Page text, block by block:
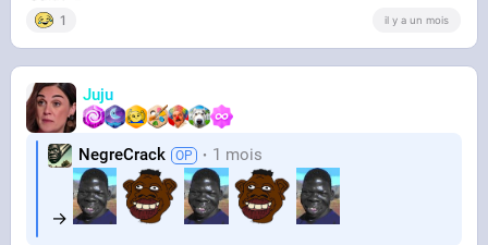
1 il y a un mois
Juju
NegreCrack 1 mois
->